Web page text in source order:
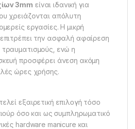
3mm είναι ιδανική για
χρειάζονται απόλυτη
εργασίες. Η μικρή
την ασφαλή αφαίρεση
ενώ η
προσφέρει άνεση ακόμη
ώρες χρήσης.
εξαιρετική επιλογή τόσο
όσο και ως συμπληρωματικό
hardware manicure και